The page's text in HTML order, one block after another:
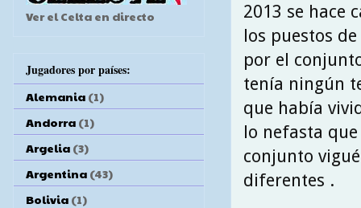
2013 se hace
los puestos
por el
tenía ningún
que había
lo nefasta
conjunto
diferentes .
Ver el Celta en directo
Jugadores por países:
Alemania (1)
Andorra (1)
Argelia (3)
Argentina (43)
Bolivia (1)